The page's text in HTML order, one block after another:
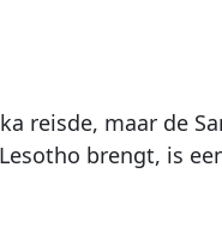
reisde, maar de
brengt, is